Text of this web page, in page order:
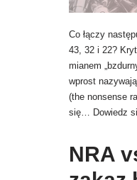
Co łączy
43, 32 i 22?
mianem
wprost
(the nonsense
się…
Dowiedz
NRA